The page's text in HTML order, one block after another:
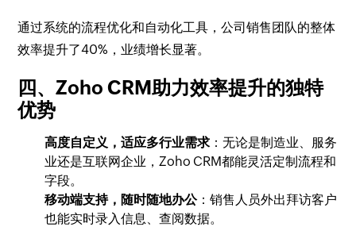
通过系统的流程优化和自动化工具，公司销售团队的整体
效率提升了40%，业绩增长显著。
四、Zoho CRM助力效率提升的独特
优势
高度自定义，适应多行业需求：无论是制造业、服务
业还是互联网企业，Zoho CRM都能灵活定制流程和
字段。
移动端支持，随时随地办公：销售人员外出拜访客户
也能实时录入信息、查阅数据。